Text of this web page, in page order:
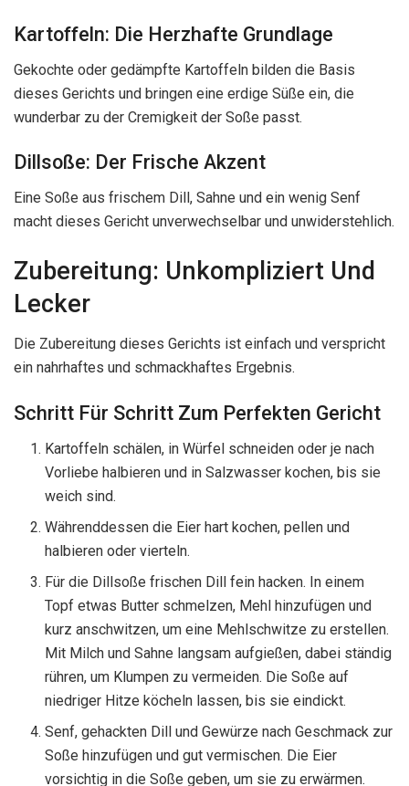
Kartoffeln: Die Herzhafte Grundlage
Gekochte oder gedämpfte Kartoffeln bilden die Basis
dieses Gerichts und bringen eine erdige Süße ein, die
wunderbar zu der Cremigkeit der Soße passt.
Dillsoße: Der Frische Akzent
Eine Soße aus frischem Dill, Sahne und ein wenig Senf
macht dieses Gericht unverwechselbar und unwiderstehlich.
Zubereitung: Unkompliziert Und
Lecker
Die Zubereitung dieses Gerichts ist einfach und verspricht
ein nahrhaftes und schmackhaftes Ergebnis.
Schritt Für Schritt Zum Perfekten Gericht
Kartoffeln schälen, in Würfel schneiden oder je nach
Vorliebe halbieren und in Salzwasser kochen, bis sie
weich sind.
Währenddessen die Eier hart kochen, pellen und
halbieren oder vierteln.
Für die Dillsoße frischen Dill fein hacken. In einem
Topf etwas Butter schmelzen, Mehl hinzufügen und
kurz anschwitzen, um eine Mehlschwitze zu erstellen.
Mit Milch und Sahne langsam aufgießen, dabei ständig
rühren, um Klumpen zu vermeiden. Die Soße auf
niedriger Hitze köcheln lassen, bis sie eindickt.
Senf, gehackten Dill und Gewürze nach Geschmack zur
Soße hinzufügen und gut vermischen. Die Eier
vorsichtig in die Soße geben, um sie zu erwärmen.